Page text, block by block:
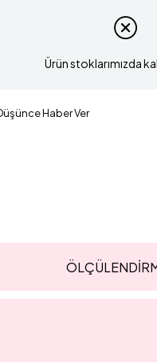
Ürün stoklarımızda
Haber Ver